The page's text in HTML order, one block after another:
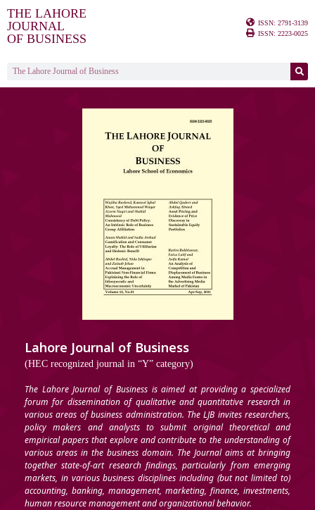
THE LAHORE
JOURNAL
OF BUSINESS
ISSN: 2791-3139
ISSN: 2223-0025
Lahore Journal of Business
(HEC recognized journal in “Y” category)
The Lahore Journal of Business is aimed at providing a specialized
forum for dissemination of qualitative and quantitative research in
various areas of business administration. The LJB invites researchers,
policy makers and analysts to submit original theoretical and
empirical papers that explore and contribute to the understanding of
various areas in the business domain. The Journal aims at bringing
together state-of-art research findings, particularly from emerging
markets, in various business disciplines including (but not limited to)
accounting, banking, management, marketing, finance, investments,
human resource management and organizational behavior.